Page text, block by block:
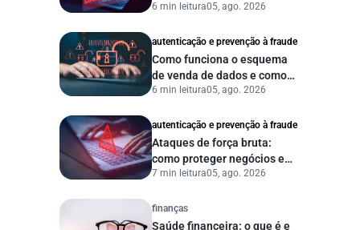
vazamento de dados?
6 min leitura05, ago. 2026
autenticação e prevenção à fraude
Como funciona o esquema
de venda de dados e como
proteger sua empresa?
6 min leitura05, ago. 2026
autenticação e prevenção à fraude
Ataques de força bruta:
como proteger negócios e
dados digitais
7 min leitura05, ago. 2026
finanças
Saúde financeira: o que é e